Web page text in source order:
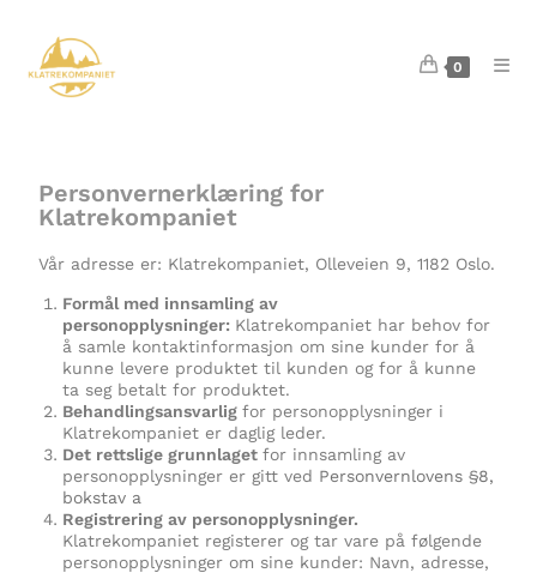
0
Personvernerklæring for
Klatrekompaniet
Vår adresse er: Klatrekompaniet, Olleveien 9, 1182 Oslo.
Formål med innsamling av
personopplysninger: Klatrekompaniet har behov for
å samle kontaktinformasjon om sine kunder for å
kunne levere produktet til kunden og for å kunne
ta seg betalt for produktet.
Behandlingsansvarligfor personopplysninger i
Klatrekompaniet er daglig leder.
Det rettslige grunnlagetfor innsamling av
personopplysninger er gitt ved Personvernlovens §8,
bokstav a
Registrering av personopplysninger.
Klatrekompaniet registerer og tar vare på følgende
personopplysninger om sine kunder: Navn, adresse,